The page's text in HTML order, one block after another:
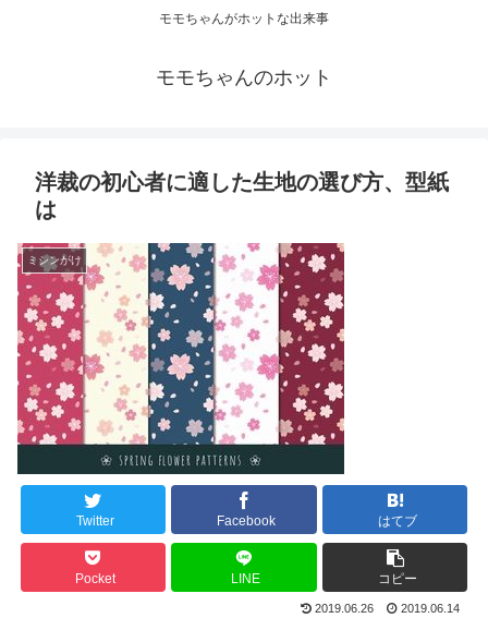
モモちゃんがホットな出来事
モモちゃんのホット
洋裁の初心者に適した生地の選び方、型紙
は
ミシンがけ
Twitter Facebook はてブ
Pocket LINE コピー
2019.06.26 2019.06.14